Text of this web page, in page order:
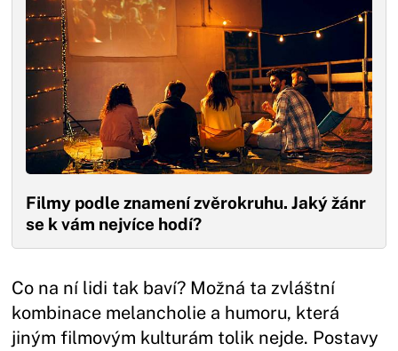
Filmy podle znamení zvěrokruhu. Jaký žánr
se k vám nejvíce hodí?
Co na ní lidi tak baví? Možná ta zvláštní
kombinace melancholie a humoru, která
jiným filmovým kulturám tolik nejde. Postavy